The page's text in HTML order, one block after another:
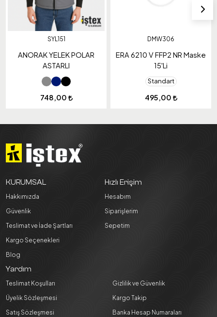
SYL151
ANORAK YELEK POLAR
ASTARLI
748,00
DMW306
ERA 6210 V FFP2 NR Maske
15'Li
Standart
495,00
KURUMSAL
Hakkımızda
Güvenlik
Teslimat ve İade Şartları
Kargo Seçenekleri
Blog
Hızlı Erişim
Hesabım
Siparişlerim
Sepetim
Yardım
Teslimat Koşulları
Üyelik Sözleşmesi
Satış Sözleşmesi
Gizlilik ve Güvenlik
Kargo Takip
Banka Hesap Numaraları